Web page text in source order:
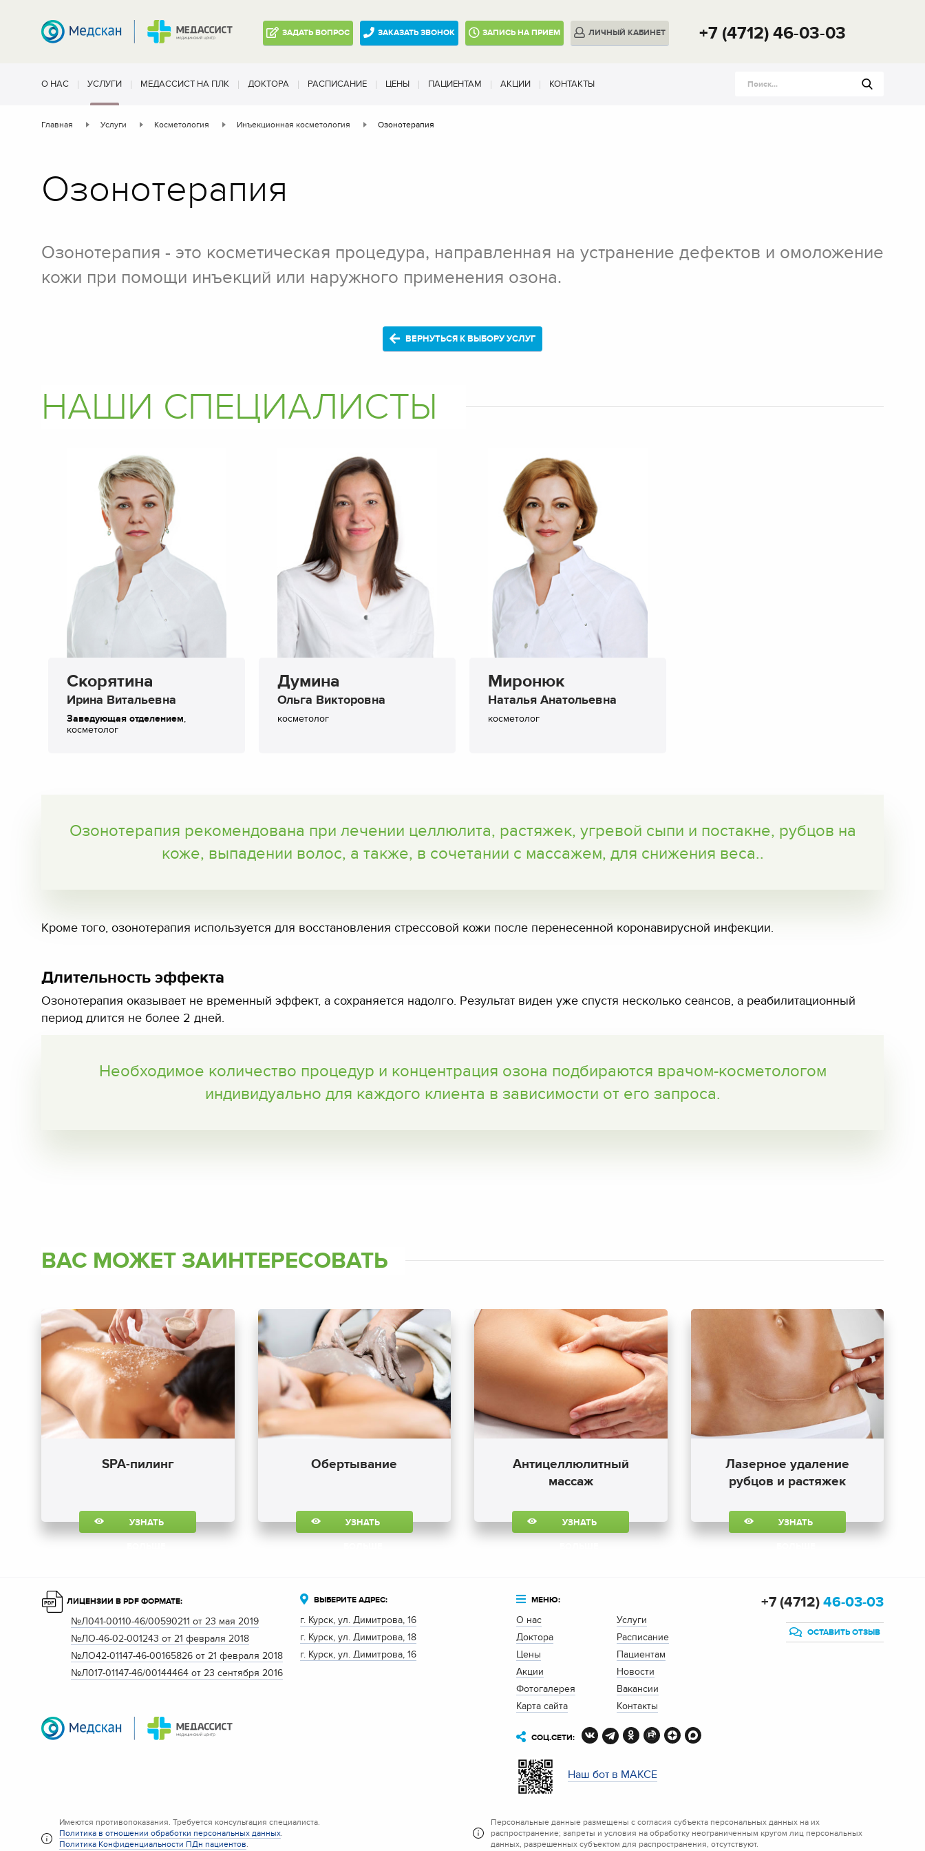
+7 (4712) 46-03-03
ЗАДАТЬ ВОПРОС ЗАКАЗАТЬ ЗВОНОК ЗАПИСЬНА ПРИЕМ ЛИЧНЫЙКАБИНЕТ
О НАС УСЛУГИ МЕДАССИСТ НА ПЛК ДОКТОРА РАСПИСАНИЕ ЦЕНЫ ПАЦИЕНТАМ АКЦИИ КОНТАКТЫ
Главная Услуги Косметология Инъекционная косметология Озонотерапия
Озонотерапия
Озонотерапия - это косметическая процедура, направленная на устранение дефектов и омоложение
кожи при помощи инъекций или наружного применения озона.
ВЕРНУТЬСЯ К ВЫБОРУ УСЛУГ
НАШИ СПЕЦИАЛИСТЫ
Скорятина
Ирина Витальевна
Заведующая отделением,
косметолог
Думина
Ольга Викторовна
косметолог
Миронюк
Наталья Анатольевна
косметолог
Озонотерапия рекомендована при лечении целлюлита, растяжек, угревой сыпи и постакне, рубцов на
коже, выпадении волос, а также, в сочетании с массажем, для снижения веса..
Кроме того, озонотерапия используется для восстановления стрессовой кожи после перенесенной коронавирусной инфекции.
Длительность эффекта
Озонотерапия оказывает не временный эффект, а сохраняется надолго. Результат виден уже спустя несколько сеансов, а реабилитационный
период длится не более 2 дней.
Необходимое количество процедур и концентрация озона подбираются врачом-косметологом
индивидуально для каждого клиента в зависимости от его запроса.
ВАС МОЖЕТ ЗАИНТЕРЕСОВАТЬ
SPA-пилинг
УЗНАТЬ
Обертывание
УЗНАТЬ
Антицеллюлитный
массаж
УЗНАТЬ
Лазерное удаление
рубцов и растяжек
УЗНАТЬ
ЛИЦЕНЗИИ В PDF ФОРМАТЕ:
№Л041-00110-46/00590211 от 23 мая 2019
№ЛО-46-02-001243 от 21 февраля 2018
№ЛО42-01147-46-00165826 от 21 февраля 2018
№Л017-01147-46/00144464 от 23 сентября 2016
ВЫБЕРИТЕ АДРЕС:
г. Курск, ул. Димитрова, 16
г. Курск, ул. Димитрова, 18
г. Курск, ул. Димитрова, 16
МЕНЮ:
О нас
Услуги
Доктора
Расписание
Цены
Пациентам
Акции
Новости
Фотогалерея
Вакансии
Карта сайта
Контакты
СОЦ.СЕТИ:
Наш бот в МАКСЕ
+7 (4712)46-03-03
ОСТАВИТЬ ОТЗЫВ
Имеются противопоказания. Требуется консультация специалиста.
Политика в отношении обработки персональных данных.
Политика Конфиденциальности ПДн пациентов.
Персональные данные размещены с согласия субъекта персональных данных на их
распространение; запреты и условия на обработку неограниченным кругом лиц персональных
данных, разрешенных субъектом для распространения, отсутствуют.